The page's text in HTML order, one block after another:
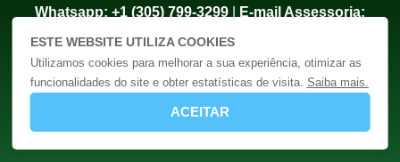
Whatsapp: +1 (305) 799-3299
E-mail Assessoria:
Criação
ESTE WEBSITE UTILIZA COOKIES
Utilizamos cookies para melhorar a sua experiência, otimizar as
funcionalidades do site e obter estatísticas de visita. Saiba mais.
ACEITAR